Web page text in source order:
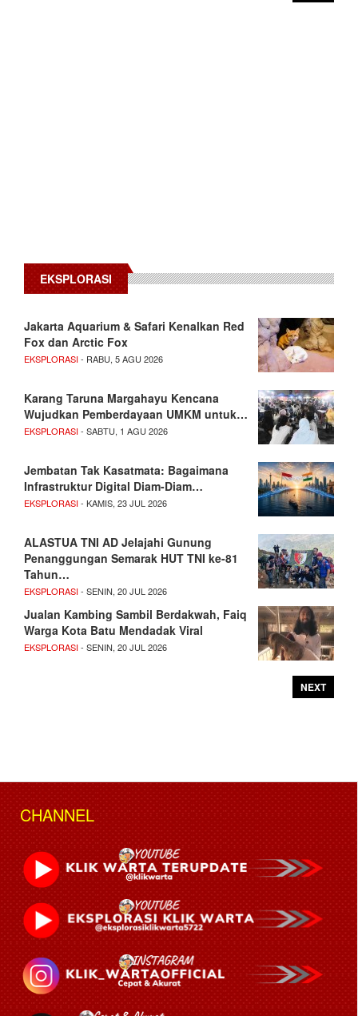
EKSPLORASI
Jakarta Aquarium & Safari Kenalkan Red
Fox dan Arctic Fox
EKSPLORASI- RABU, 5 AGU 2026
Karang Taruna Margahayu Kencana
Wujudkan Pemberdayaan UMKM untuk…
EKSPLORASI- SABTU, 1 AGU 2026
Jembatan Tak Kasatmata: Bagaimana
Infrastruktur Digital Diam-Diam…
EKSPLORASI- KAMIS, 23 JUL 2026
ALASTUA TNI AD Jelajahi Gunung
Penanggungan Semarak HUT TNI ke-81
Tahun…
EKSPLORASI- SENIN, 20 JUL 2026
Jualan Kambing Sambil Berdakwah, Faiq
Warga Kota Batu Mendadak Viral
EKSPLORASI- SENIN, 20 JUL 2026
NEXT
CHANNEL